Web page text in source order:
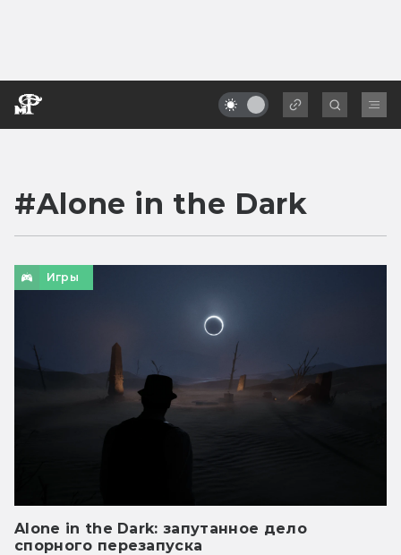
#Alone in the Dark
Игры
Alone in the Dark: запутанное дело
спорного перезапуска